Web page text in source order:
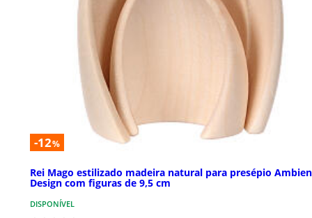
-12%
Rei Mago estilizado madeira natural para presépio
Design com figuras de 9,5 cm
DISPONÍVEL